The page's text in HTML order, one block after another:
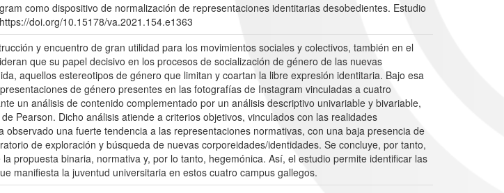
como dispositivo de normalización de representaciones identitarias desobedientes. Estudio
doi.org/10.15178/va.2021.154.e1363
y encuentro de gran utilidad para los movimientos sociales y colectivos, también en el
que su papel decisivo en los procesos de socialización de género de las nuevas
aquellos estereotipos de género que limitan y coartan la libre expresión identitaria. Bajo esa
de género presentes en las fotografías de Instagram vinculadas a cuatro
un análisis de contenido complementado por un análisis descriptivo univariable y bivariable,
Pearson. Dicho análisis atiende a criterios objetivos, vinculados con las realidades
una fuerte tendencia a las representaciones normativas, con una baja presencia de
de exploración y búsqueda de nuevas corporeidades/identidades. Se concluye, por tanto,
propuesta binaria, normativa y, por lo tanto, hegemónica. Así, el estudio permite identificar las
manifiesta la juventud universitaria en estos cuatro campus gallegos.